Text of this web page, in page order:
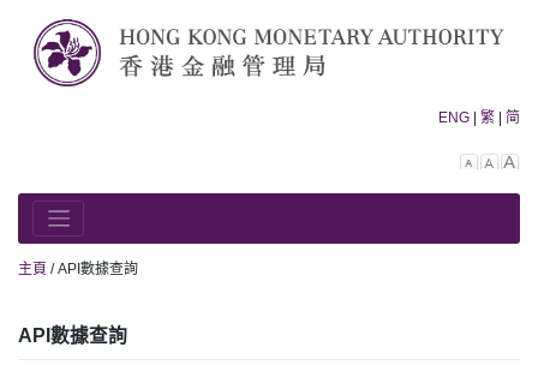
content
ENG | 繁 | 简
Reset
主頁 /API數據查詢
API數據查詢